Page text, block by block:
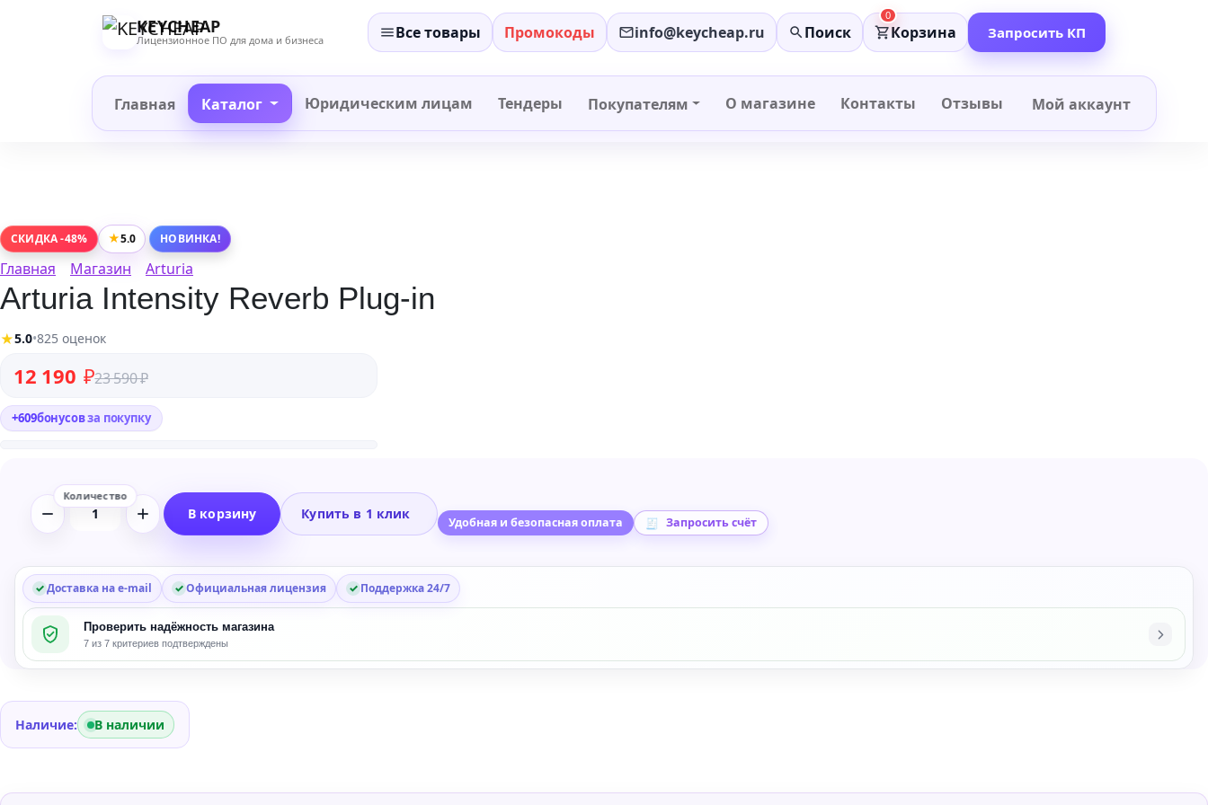
KEYCHEAP
Лицензионное ПО для дома и бизнеса Все товары Промокоды info@keycheap.ru Поиск
0
Корзина Запросить КП
Главная Каталог Юридическим лицам Тендеры Покупателям О магазине Контакты Отзывы Мой аккаунт
СКИДКА -48% ★5.0 НОВИНКА!
Главная Магазин Arturia
Arturia Intensity Reverb Plug-in
★5.0•825 оценок
23 590₽
Первоначальная цена составляла 23 590 ₽.
12 190 ₽
Текущая цена: 12 190 ₽.
+609бонусовза покупку
Количество
Arturia
Intensity
Reverb
Plug-
in
В корзину Купить в 1 клик
Удобная и безопасная оплата Запросить счёт
Доставка на e-mail Официальная лицензия Поддержка 24/7
Проверить надёжность магазина
7 из 7 критериев подтверждены
Наличие: В наличии
− +